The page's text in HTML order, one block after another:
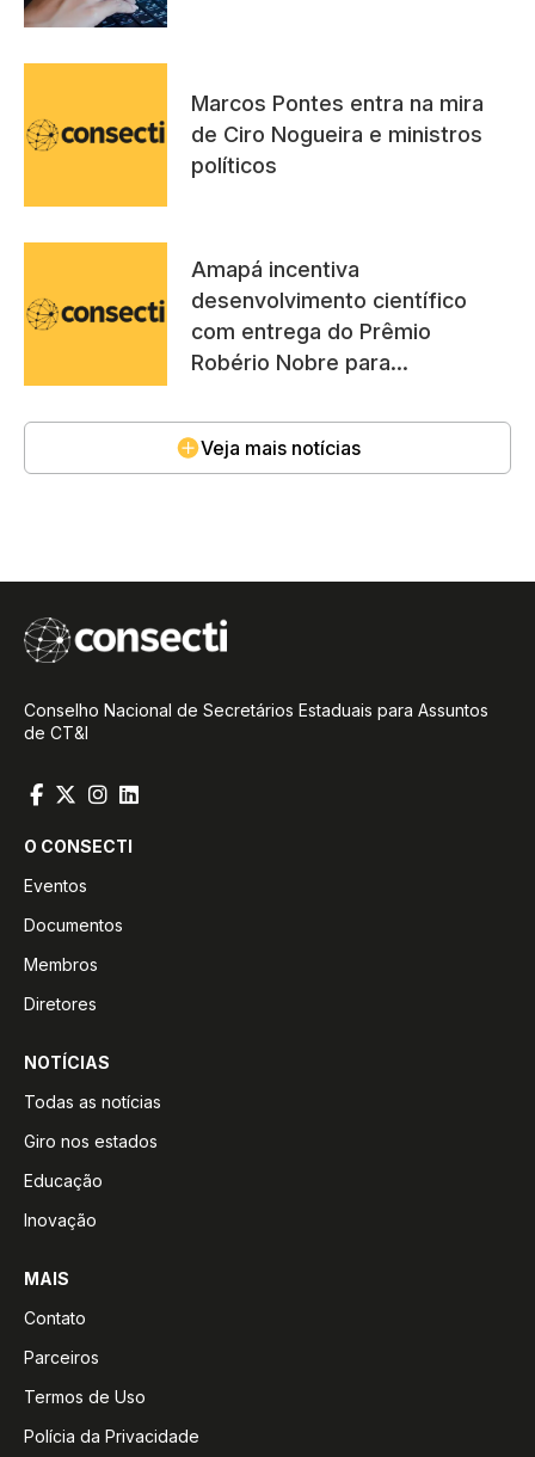
Marcos Pontes entra na mira
de Ciro Nogueira e ministros
políticos
Amapá incentiva
desenvolvimento científico
com entrega do Prêmio
Robério Nobre para
Veja mais notícias
Conselho Nacional de Secretários Estaduais para Assuntos
de CT&I
O CONSECTI
Eventos
Documentos
Membros
Diretores
NOTÍCIAS
Todas as notícias
Giro nos estados
Educação
Inovação
MAIS
Contato
Parceiros
Termos de Uso
Polícia da Privacidade